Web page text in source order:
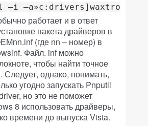
–i
работает и в ответ
пакета драйверов в
(где nn – номер) в
Файл. inf можно
чтобы найти точное
Следует, однако, понимать,
угодно запускать Pnputil
но это не поможет
8 использовать драйверы,
времени до выпуска Vista.